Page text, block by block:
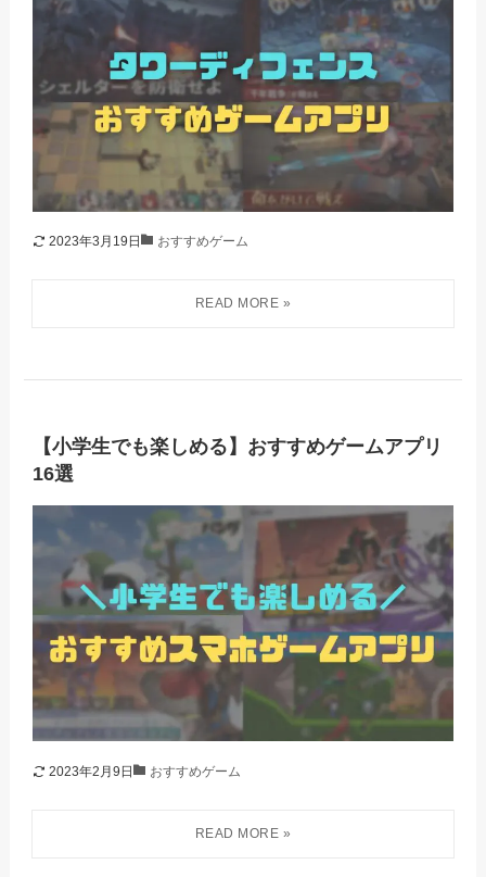
2023年3月19日 おすすめゲーム
【小学生でも楽しめる】おすすめゲームアプリ
16選
2023年2月9日 おすすめゲーム